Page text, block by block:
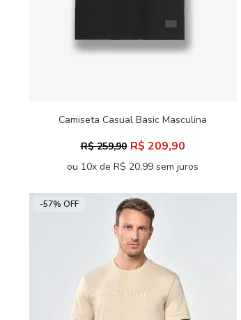
Camiseta Casual Basic Masculina
R$ 259,90 R$ 209,90
ou 10x de R$ 20,99 sem juros
-57% OFF